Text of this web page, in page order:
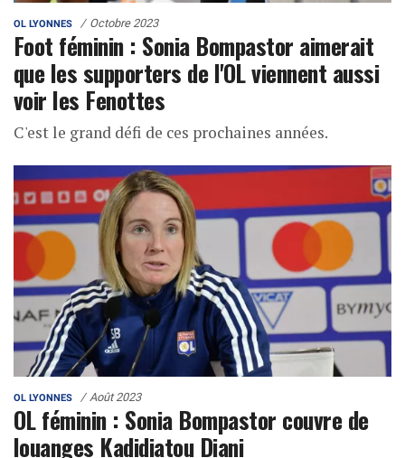
OL LYONNES Octobre 2023
Foot féminin : Sonia Bompastor aimerait
que les supporters de l'OL viennent aussi
voir les Fenottes
C'est le grand défi de ces prochaines années.
OL LYONNES Août 2023
OL féminin : Sonia Bompastor couvre de
louanges Kadidiatou Diani